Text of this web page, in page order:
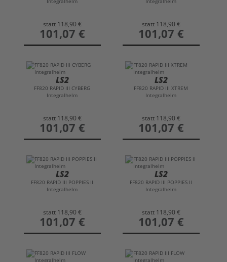
Einsteiger, Pendler und sportlich orientierte
Fahrer, die einen zuverlässigen Helm für Alltag
und Tour suchen.“
statt 118,90 €
preis
101,07 €
statt 118,90 €
preis
101,07 €
LS2
FF820 RAPID III CYBERG
Integralhelm
statt 118,90 €
preis
101,07 €
LS2
FF820 RAPID III XTREM
Integralhelm
statt 118,90 €
preis
101,07 €
LS2
FF820 RAPID III POPPIES II
Integralhelm
statt 118,90 €
preis
101,07 €
LS2
FF820 RAPID III POPPIES II
Integralhelm
statt 118,90 €
preis
101,07 €